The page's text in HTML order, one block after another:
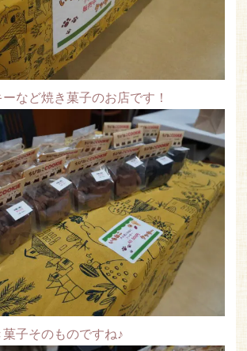
など焼き菓子のお店です！
子そのものですね♪